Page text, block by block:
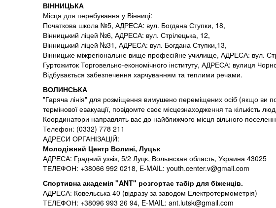
ВІННИЦЬКА
Місця для перебування у Вінниці:
Початкова школа №5, АДРЕСА: вул. Богдана Ступки, 18,
Вінницький ліцей №6, АДРЕСА: вул. Стрілецька, 12,
Вінницький ліцей №31, АДРЕСА: вул. Богдана Ступки,13,
Вінницьке міжрегіональне вище професійне училище, АДРЕСА: вул.
Гуртожиток Торговельно-економічного інституту, АДРЕСА: вулиця
Відбувається забезпечення харчуванням та теплими речами.
ВОЛИНСЬКА
"Гаряча лінія" для розміщення вимушено переміщених осіб (якщо ви
термінової евакуації, повідомте своє місцезнаходження та кількість
Координатори направлять вас до найближчого місця вільного
Телефон: (0332) 778 211
АДРЕСИ ОРГАНІЗАЦІЙ:
Молодіжний Центр Волині, Луцьк
АДРЕСА: Градний узвіз, 5/2 Луцк, Волынская область, Украина 43025
ТЕЛЕФОН: +38066 992 0218, E-MAIL: youth.center.v@gmail.com
Спортивна академія "ANT" розгортає табір для біженців.
АДРЕСА: Ковельська 40 (відразу за заводом Електротермометрія)
ТЕЛЕФОН: +38096 993 26 94, E-MAIL: ant.lutsk@gmail.com